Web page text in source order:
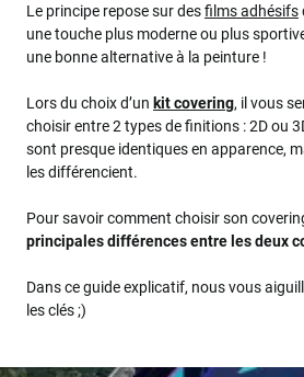
Le principe repose sur desfilms adhésifs
une touche plus moderne ou plus
une bonne alternative à la peinture !
Lors du choix d’un kit covering, il vous
choisir entre 2 types de finitions : 2D ou
sont presque identiques en apparence,
les différencient.
Pour savoir comment choisir son
principales différences entre les deux
Dans ce guide explicatif, nous vous
les clés ;)